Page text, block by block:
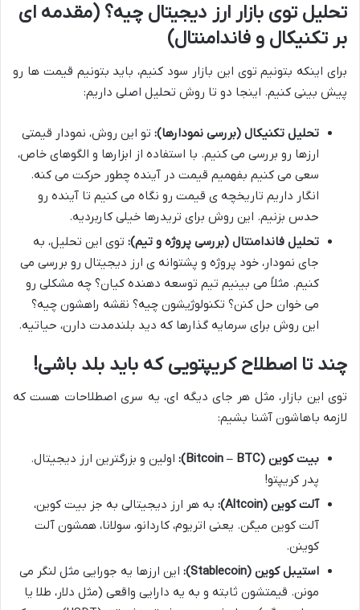
تحلیل توی بازار ارز دیجیتال چیه؟ (مقدمه ای
بر تکنیکال و فاندامنتال)
برای اینکه بتونیم توی این بازار سود کنیم، باید بتونیم قیمت ها رو
پیش بینی کنیم. اینجا دو تا روش تحلیل اصلی داریم:
تحلیل تکنیکال (بررسی نمودارها): تو این روش، نمودار قیمتی
ارزها رو بررسی می کنیم. با استفاده از ابزارها و الگوهای خاص،
سعی می کنیم بفهمیم قیمت در آینده چطور حرکت می کنه.
انگار داریم تاریخچه ی قیمت رو نگاه می کنیم تا آینده رو
حدس بزنیم. این روش برای تریدرها خیلی کاربردیه.
تحلیل فاندامنتال (بررسی پروژه و تیم): توی این تحلیل، به
جای نمودار، خود پروژه و پشتوانه ی ارز دیجیتال رو بررسی می
کنیم. مثلاً می بینیم تیم توسعه دهنده کیان؟ چه مشکلی رو
می خوان حل کنن؟ تکنولوژیشون چیه؟ نقشه راهشون چیه؟
این روش برای سرمایه گذارها که دید بلندمدت دارن، حیاتیه.
چند تا اصطلاح کریپتویی که باید بلد باشی!
توی این بازار، مثل هر جای دیگه ای، یه سری اصطلاحات هست که
لازمه باهاشون آشنا بشیم:
بیت کوین (Bitcoin – BTC):
اولین و بزرگترین ارز دیجیتال.
پدر کریپتو!
آلت کوین (Altcoin):
به هر ارز دیجیتالی به جز بیت کوین،
آلت کوین میگن. یعنی اتریوم، کاردانو، سولانا، همشون آلت
کوینن.
استیبل کوین (Stablecoin):
این ارزها یه جورایی مثل لنگر می
مونن. قیمتشون ثابته و به یه دارایی واقعی (مثل دلار، طلا یا